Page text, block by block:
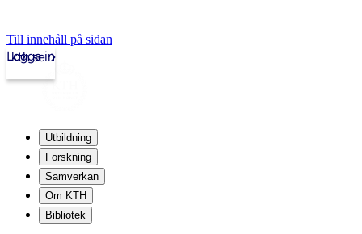
Till innehåll på sidan
kth.se
Logga in
Utbildning
Forskning
Samverkan
Om KTH
Bibliotek